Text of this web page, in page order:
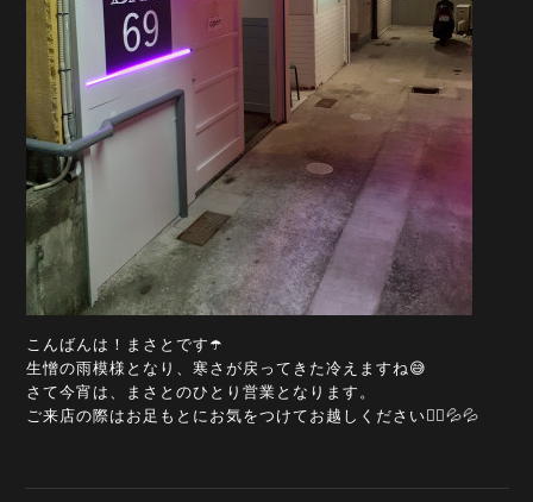
こんばんは！まさとです☂️
生憎の雨模様となり、寒さが戻ってきた冷えますね😅
さて今宵は、まさとのひとり営業となります。
ご来店の際はお足もとにお気をつけてお越しください🙇‍♀️💦💦